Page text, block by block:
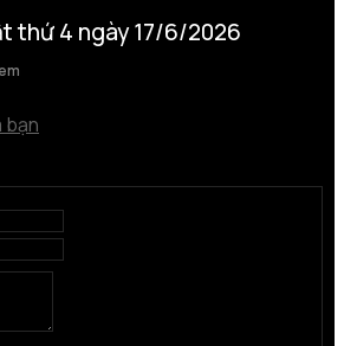
thứ 4 ngày 17/6/2026
bạn